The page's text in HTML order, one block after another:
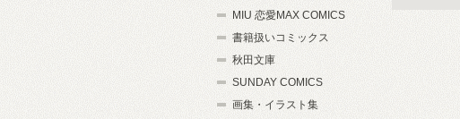
MIU 恋愛MAX COMICS
書籍扱いコミックス
秋田文庫
SUNDAY COMICS
画集・イラスト集